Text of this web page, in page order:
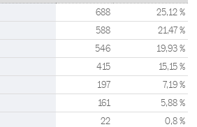
688 25,12 %
588 21,47 %
546 19,93 %
415 15,15 %
197 7,19 %
161 5,88 %
22 0,8 %